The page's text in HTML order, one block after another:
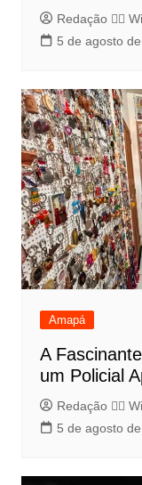
Redação 👨‍⚖️​
5 de agosto
Amapá
A
um Policial
Redação 👨‍⚖️​
5 de agosto